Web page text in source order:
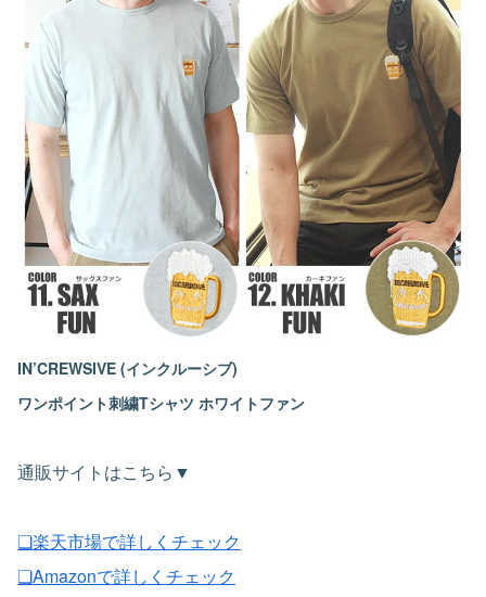
IN’CREWSIVE (インクルーシブ)
ワンポイント刺繍Tシャツ ホワイトファン
通販サイトはこちら▼
❏楽天市場で詳しくチェック
❏Amazonで詳しくチェック